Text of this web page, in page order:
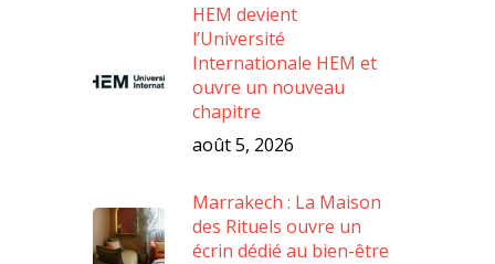
HEM devient
l’Université
Internationale HEM et
ouvre un nouveau
chapitre
août 5, 2026
Marrakech : La Maison
des Rituels ouvre un
écrin dédié au bien-être